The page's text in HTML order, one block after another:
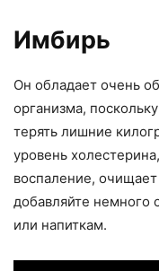
Имбирь
Он обладает очень
организма,
терять лишние
уровень
воспаление,
добавляйте немного
или напиткам.